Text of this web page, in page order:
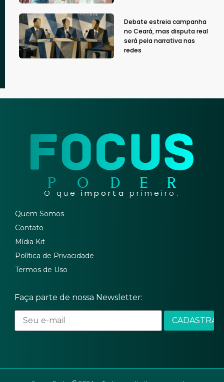
Debate estreia campanha
no Ceará, mas disputa real
será pela narrativa nas
redes
O que importa primeiro.
Quem Somos
Contato
Mídia Kit
Política de Privacidade
Termos de Uso
Faça parte de nossa Newsletter: